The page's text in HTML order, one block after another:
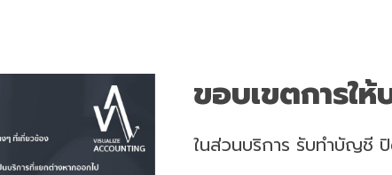
ขอบเขตการให้
ในส่วนบริการ รับทำบัญชี